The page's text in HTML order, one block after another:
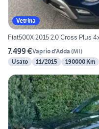
Vetrina
Fiat500X 2015 2.0 Cross Plus
7.499 €Vaprio d'Adda (MI)
Usato
11/2015 190000 Km